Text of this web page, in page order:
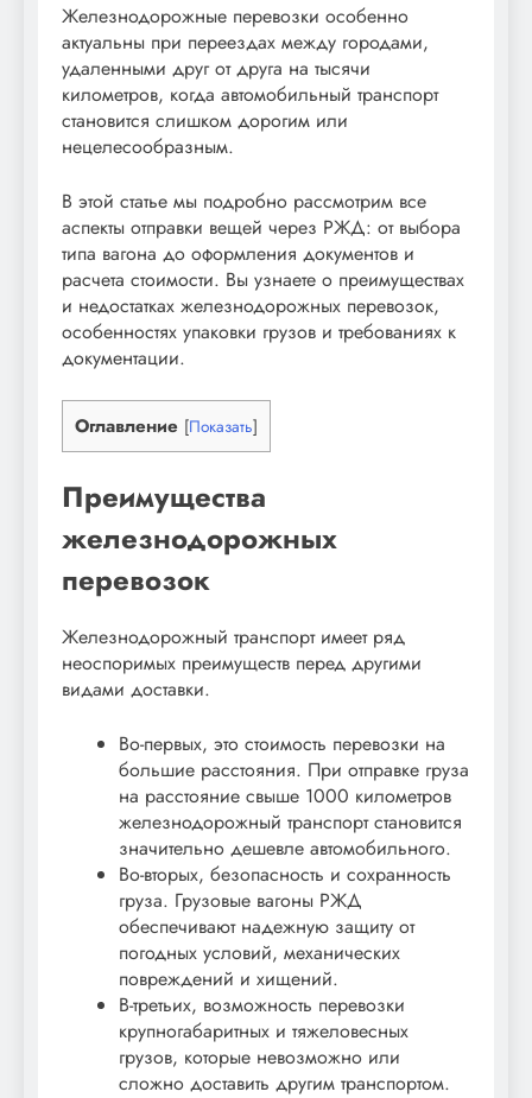
Железнодорожные перевозки особенно
актуальны при переездах между городами,
удаленными друг от друга на тысячи
километров, когда автомобильный транспорт
становится слишком дорогим или
нецелесообразным.
В этой статье мы подробно рассмотрим все
аспекты отправки вещей через РЖД: от выбора
типа вагона до оформления документов и
расчета стоимости. Вы узнаете о преимуществах
и недостатках железнодорожных перевозок,
особенностях упаковки грузов и требованиях к
документации.
Оглавление [Показать]
Преимущества
железнодорожных
перевозок
Железнодорожный транспорт имеет ряд
неоспоримых преимуществ перед другими
видами доставки.
Во-первых, это стоимость перевозки на
большие расстояния. При отправке груза
на расстояние свыше 1000 километров
железнодорожный транспорт становится
значительно дешевле автомобильного.
Во-вторых, безопасность и сохранность
груза. Грузовые вагоны РЖД
обеспечивают надежную защиту от
погодных условий, механических
повреждений и хищений.
В-третьих, возможность перевозки
крупногабаритных и тяжеловесных
грузов, которые невозможно или
сложно доставить другим транспортом.